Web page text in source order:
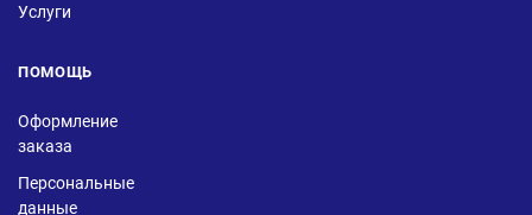
Услуги
ПОМОЩЬ
Оформление
заказа
Персональные
данные